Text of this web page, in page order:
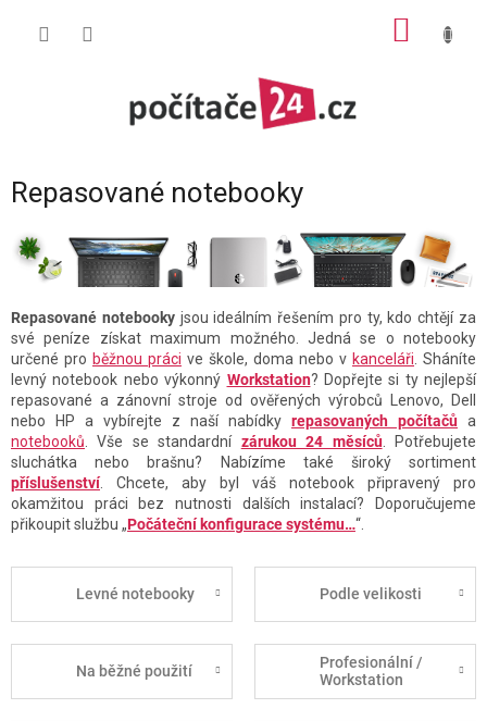
Repasované notebooky
Repasované notebookyjsou ideálním řešením pro ty, kdo chtějí za
své peníze získat maximum možného. Jedná se o notebooky
určené pro běžnou práci ve škole, doma nebo v kanceláři . Sháníte
levný notebook nebo výkonný Workstation? Dopřejte si ty nejlepší
repasované a zánovní stroje od ověřených výrobců Lenovo, Dell
nebo HP a vybírejte z naší nabídky repasovaných počítačů a
notebooků . Vše se standardní zárukou 24 měsíců. Potřebujete
sluchátka nebo brašnu? Nabízíme také široký sortiment
příslušenství. Chcete, aby byl váš notebook připravený pro
okamžitou práci bez nutnosti dalších instalací? Doporučujeme
přikoupit službu „Počáteční konfigurace systému…“.
Levné notebooky Podle velikosti
Na běžné použití
Profesionální /
Workstation